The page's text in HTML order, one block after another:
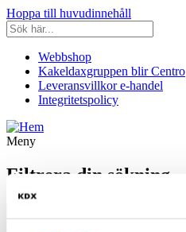
Hoppa till huvudinnehåll
Webbshop
Kakeldaxgruppen blir Centro
Leveransvillkor e-handel
Integritetspolicy
Meny
Filtrera din sökning